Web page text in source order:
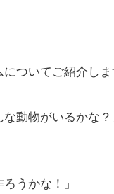
についてご紹介し
動物がいるかな
うかな！」